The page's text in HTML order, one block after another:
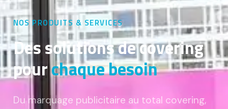
NOS PRODUITS & SERVICES
Des solutions de covering
pourchaque besoin
Du marquage publicitaire au total covering,